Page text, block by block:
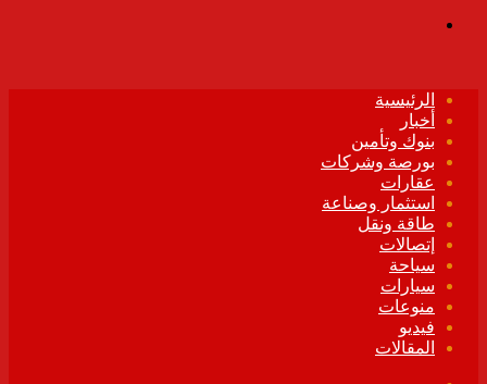
الرئيسية
أخبار
بنوك وتأمين
بورصة وشركات
عقارات
استثمار وصناعة
طاقة ونقل
إتصالات
سياحة
سيارات
منوعات
فيديو
المقالات